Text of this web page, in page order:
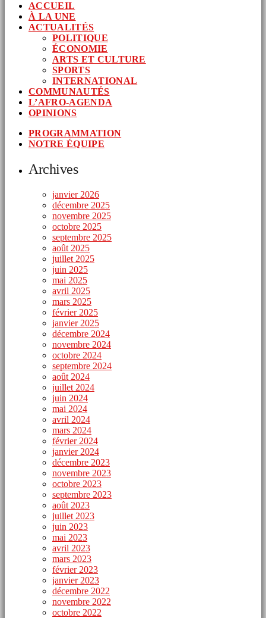
ACCUEIL
À LA UNE
ACTUALITÉS
POLITIQUE
ÉCONOMIE
ARTS ET CULTURE
SPORTS
INTERNATIONAL
COMMUNAUTÉS
L’AFRO-AGENDA
OPINIONS
PROGRAMMATION
NOTRE ÉQUIPE
Archives
janvier 2026
décembre 2025
novembre 2025
octobre 2025
septembre 2025
août 2025
juillet 2025
juin 2025
mai 2025
avril 2025
mars 2025
février 2025
janvier 2025
décembre 2024
novembre 2024
octobre 2024
septembre 2024
août 2024
juillet 2024
juin 2024
mai 2024
avril 2024
mars 2024
février 2024
janvier 2024
décembre 2023
novembre 2023
octobre 2023
septembre 2023
août 2023
juillet 2023
juin 2023
mai 2023
avril 2023
mars 2023
février 2023
janvier 2023
décembre 2022
novembre 2022
octobre 2022